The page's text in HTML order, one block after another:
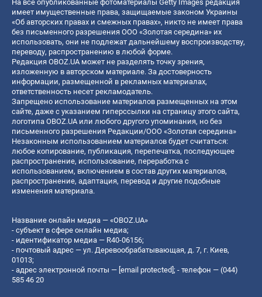
На все опубликованные фотоматериалы Getty Images редакция
имеет имущественные права, защищаемые законом Украины
«Об авторских правах и смежных правах», никто не имеет права
без письменного разрешения ООО «Золотая середина» их
использовать, они не подлежат дальнейшему воспроизводству,
переводу, распространению в любой форме.
Редакция OBOZ.UA может не разделять точку зрения,
изложенную в авторском материале. За достоверность
информации, размещенной в рекламных материалах,
ответственность несет рекламодатель.
Запрещено использование материалов размещенных на этом
сайте, даже с указанием гиперссылки на страницу этого сайта,
логотипа OBOZ.UA или любого другого упоминания, но без
письменного разрешения Редакции/ООО «Золотая середина»
Незаконным использованием материалов будет считаться:
любое копирование, публикация, перепечатка, последующее
распространение, использование, переработка с
использованием, включением в состав других материалов,
распространение, адаптация, перевод и другие подобные
изменения материала.
Название онлайн медиа — «OBOZ.UA»
- субъект в сфере онлайн медиа;
- идентификатор медиа — R40-06156;
- почтовый адрес — ул. Деревообрабатывающая, д. 7, г. Киев,
01013;
- адрес электронной почты — [email protected]; - телефон — (044)
585 46 20